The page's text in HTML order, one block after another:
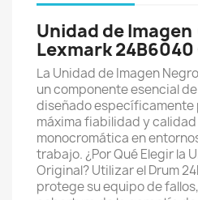
Unidad de
Lexmark
La Unidad de Imagen
un componente esencial
diseñado específicamente
máxima fiabilidad y
monocromática en
trabajo. ¿Por Qué Elegir la
Original? Utilizar el Drum
protege su equipo de